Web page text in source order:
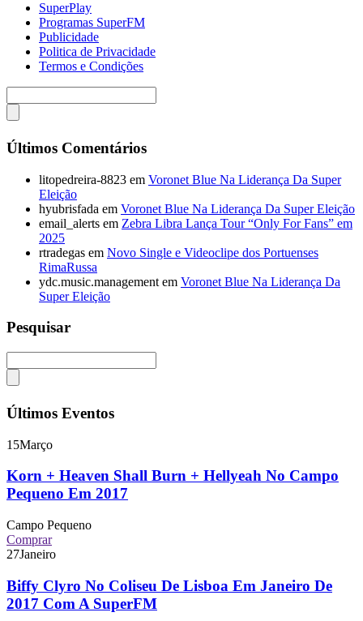
SuperPlay
Programas SuperFM
Publicidade
Politica de Privacidade
Termos e Condições
Últimos Comentários
litopedreira-8823 em Voronet Blue Na Liderança Da Super
Eleição
hyubrisfada em Voronet Blue Na Liderança Da Super Eleição
email_alerts em Zebra Libra Lança Tour “Only For Fans” em
2025
rtradegas em Novo Single e Videoclipe dos Portuenses
RimaRussa
ydc.music.management em Voronet Blue Na Liderança Da
Super Eleição
Pesquisar
Últimos Eventos
15Março
Korn + Heaven Shall Burn + Hellyeah No Campo
Pequeno Em 2017
Campo Pequeno
Comprar
27Janeiro
Biffy Clyro No Coliseu De Lisboa Em Janeiro De
2017 Com A SuperFM